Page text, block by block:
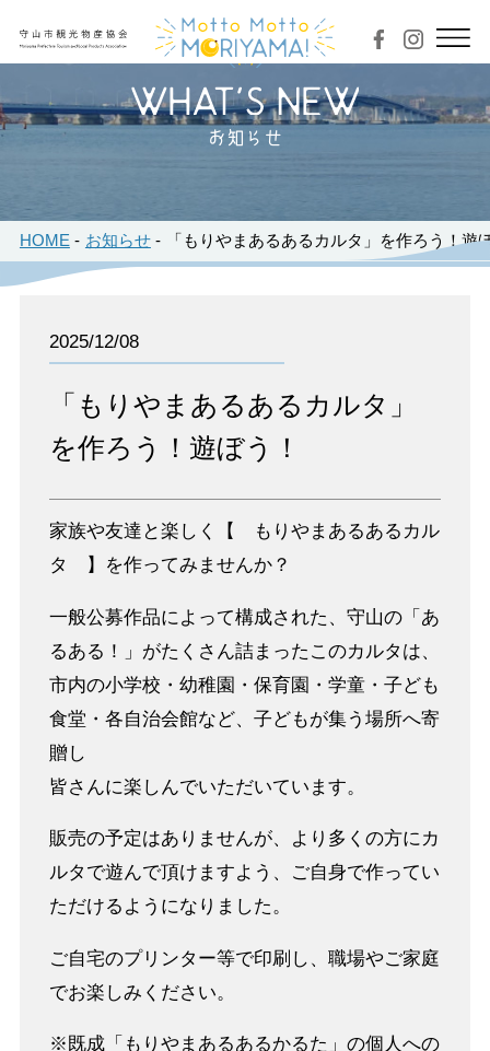
お知らせ
HOME お知らせ 「もりやまあるあるカルタ」を作ろう！遊
2025/12/08
「もりやまあるあるカルタ」
を作ろう！遊ぼう！
家族や友達と楽しく【 もりやまあるあるカル
タ 】を作ってみませんか？
一般公募作品によって構成された、守山の「あ
るある！」がたくさん詰まったこのカルタは、
市内の小学校・幼稚園・保育園・学童・子ども
食堂・各自治会館など、子どもが集う場所へ寄
贈し
皆さんに楽しんでいただいています。
販売の予定はありませんが、より多くの方にカ
ルタで遊んで頂けますよう、ご自身で作ってい
ただけるようになりました。
ご自宅のプリンター等で印刷し、職場やご家庭
でお楽しみください。
※既成「もりやまあるあるかるた」の個人への